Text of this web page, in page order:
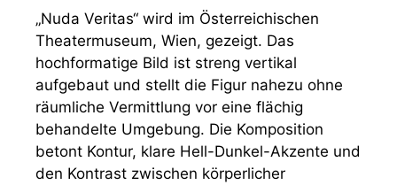
„Nuda Veritas“ wird im Österreichischen
Theatermuseum, Wien, gezeigt. Das
hochformatige Bild ist streng vertikal
aufgebaut und stellt die Figur nahezu ohne
räumliche Vermittlung vor eine flächig
behandelte Umgebung. Die Komposition
betont Kontur, klare Hell-Dunkel-Akzente und
den Kontrast zwischen körperlicher